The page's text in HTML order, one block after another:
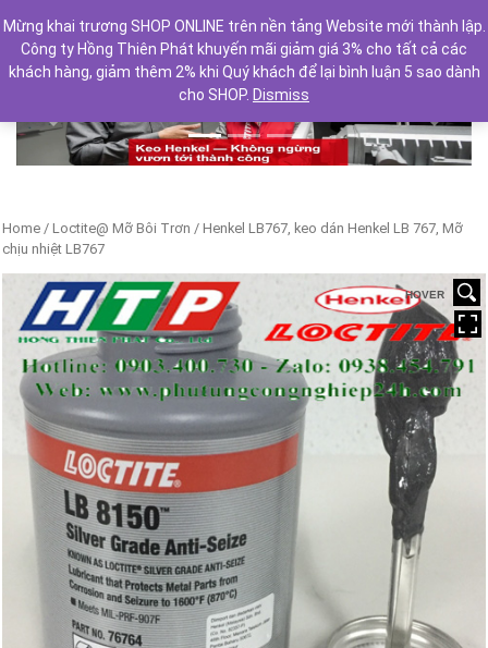
Previous Next
Home / Loctite@ Mỡ Bôi Trơn / Henkel LB767, keo dán Henkel LB 767, Mỡ
chịu nhiệt LB767
HOVER
Mừng khai trương SHOP ONLINE trên nền tảng Website mới thành lập.
Công ty Hồng Thiên Phát khuyến mãi giảm giá 3% cho tất cả các
khách hàng, giảm thêm 2% khi Quý khách để lại bình luận 5 sao dành
cho SHOP. Dismiss